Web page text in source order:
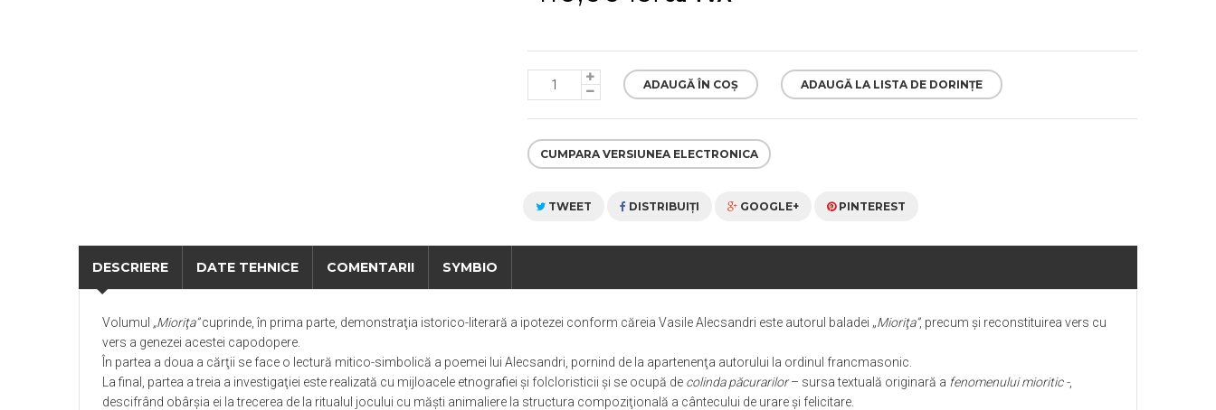
ADAUGĂ ÎN COȘ ADAUGĂ LA LISTA DE DORINȚE
CUMPARA VERSIUNEA ELECTRONICA
TWEET DISTRIBUIŢI GOOGLE+ PINTEREST
DESCRIERE DATE TEHNICE COMENTARII SYMBIO
Volumul „Mioriţa”cuprinde, în prima parte, demonstraţia istorico-literară a ipotezei conform căreia Vasile Alecsandri este autorul baladei „Mioriţa”, precum şi reconstituirea vers cu
vers a genezei acestei capodopere.
În partea a doua a cărţii se face o lectură mitico-simbolică a poemei lui Alecsandri, pornind de la apartenenţa autorului la ordinul francmasonic.
La final, partea a treia a investigaţiei este realizată cu mijloacele etnografiei şi folcloristicii şi se ocupă de colinda păcurarilor– sursa textuală originară a fenomenului mioritic -,
descifrând obârşia ei la trecerea de la ritualul jocului cu măşti animaliere la structura compoziţională a cântecului de urare şi felicitare.